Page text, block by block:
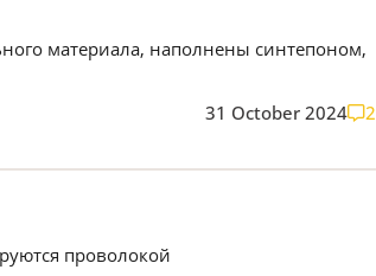
материала, наполнены синтепоном,
31 October 2024 2
проволокой